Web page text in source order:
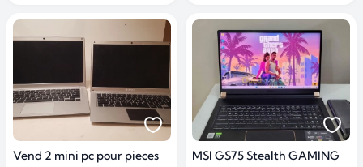
Vend 2 mini pc pour pieces MSI GS75 Stealth GAMING